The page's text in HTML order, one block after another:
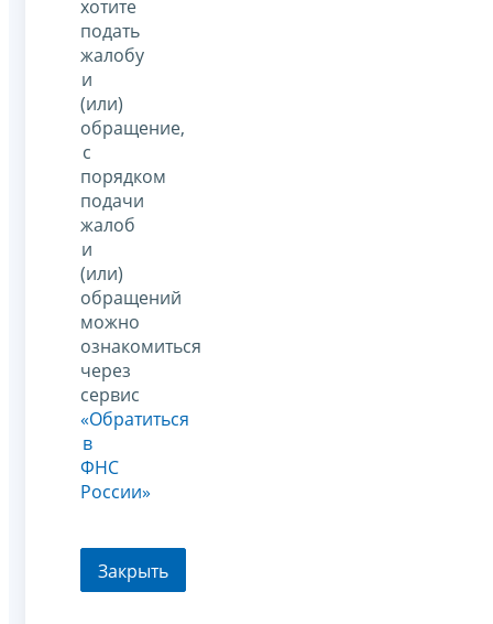
хотите
подать
жалобу
и
(или)
обращение,
с
порядком
подачи
жалоб
и
(или)
обращений
можно
ознакомиться
через
сервис
«Обратиться
в
ФНС
России»
Закрыть